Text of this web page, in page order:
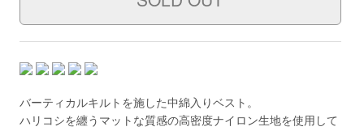
バーティカルキルトを施した中綿入りベスト。
ハリコシを纏うマットな質感の高密度ナイロン生地を使用して